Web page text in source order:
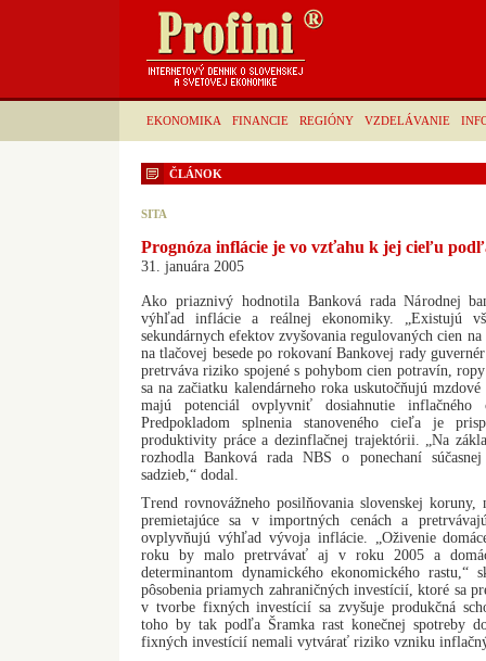
EKONOMIKA FINANCIE REGIÓNY VZDELÁVANIE
ČLÁNOK
SITA
Prognóza inflácie je vo vzťahu k jej cieľu
31. januára 2005
Ako priaznivý hodnotila Banková rada Národnej
výhľad inflácie a reálnej ekonomiky. „Existujú
sekundárnych efektov zvyšovania regulovaných cien
na tlačovej besede po rokovaní Bankovej rady
pretrváva riziko spojené s pohybom cien potravín,
sa na začiatku kalendárneho roka uskutočňujú
majú potenciál ovplyvniť dosiahnutie inflačného
Predpokladom splnenia stanoveného cieľa je
produktivity práce a dezinflačnej trajektórii. „Na
rozhodla Banková rada NBS o ponechaní
sadzieb,“ dodal.
Trend rovnovážneho posilňovania slovenskej koruny,
premietajúce sa v importných cenách a
ovplyvňujú výhľad vývoja inflácie. „Oživenie
roku by malo pretrvávať aj v roku 2005 a
determinantom dynamického ekonomického rastu,“
pôsobenia priamych zahraničných investícií, ktoré sa
v tvorbe fixných investícií sa zvyšuje produkčná
toho by tak podľa Šramka rast konečnej spotreby
fixných investícií nemali vytvárať riziko vzniku